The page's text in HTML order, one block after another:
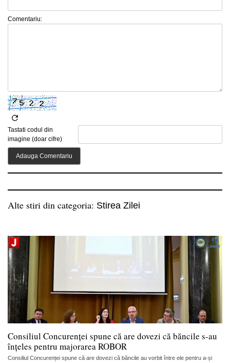
Comentariu:
Tastati codul din
imagine (doar cifre)
Alte stiri din categoria: Stirea Zilei
Consiliul Concurenței spune că are dovezi că băncile s-au
înțeles pentru majorarea ROBOR
Consiliul Concurenței spune că are dovezi că băncile au vorbit între ele pentru a-și